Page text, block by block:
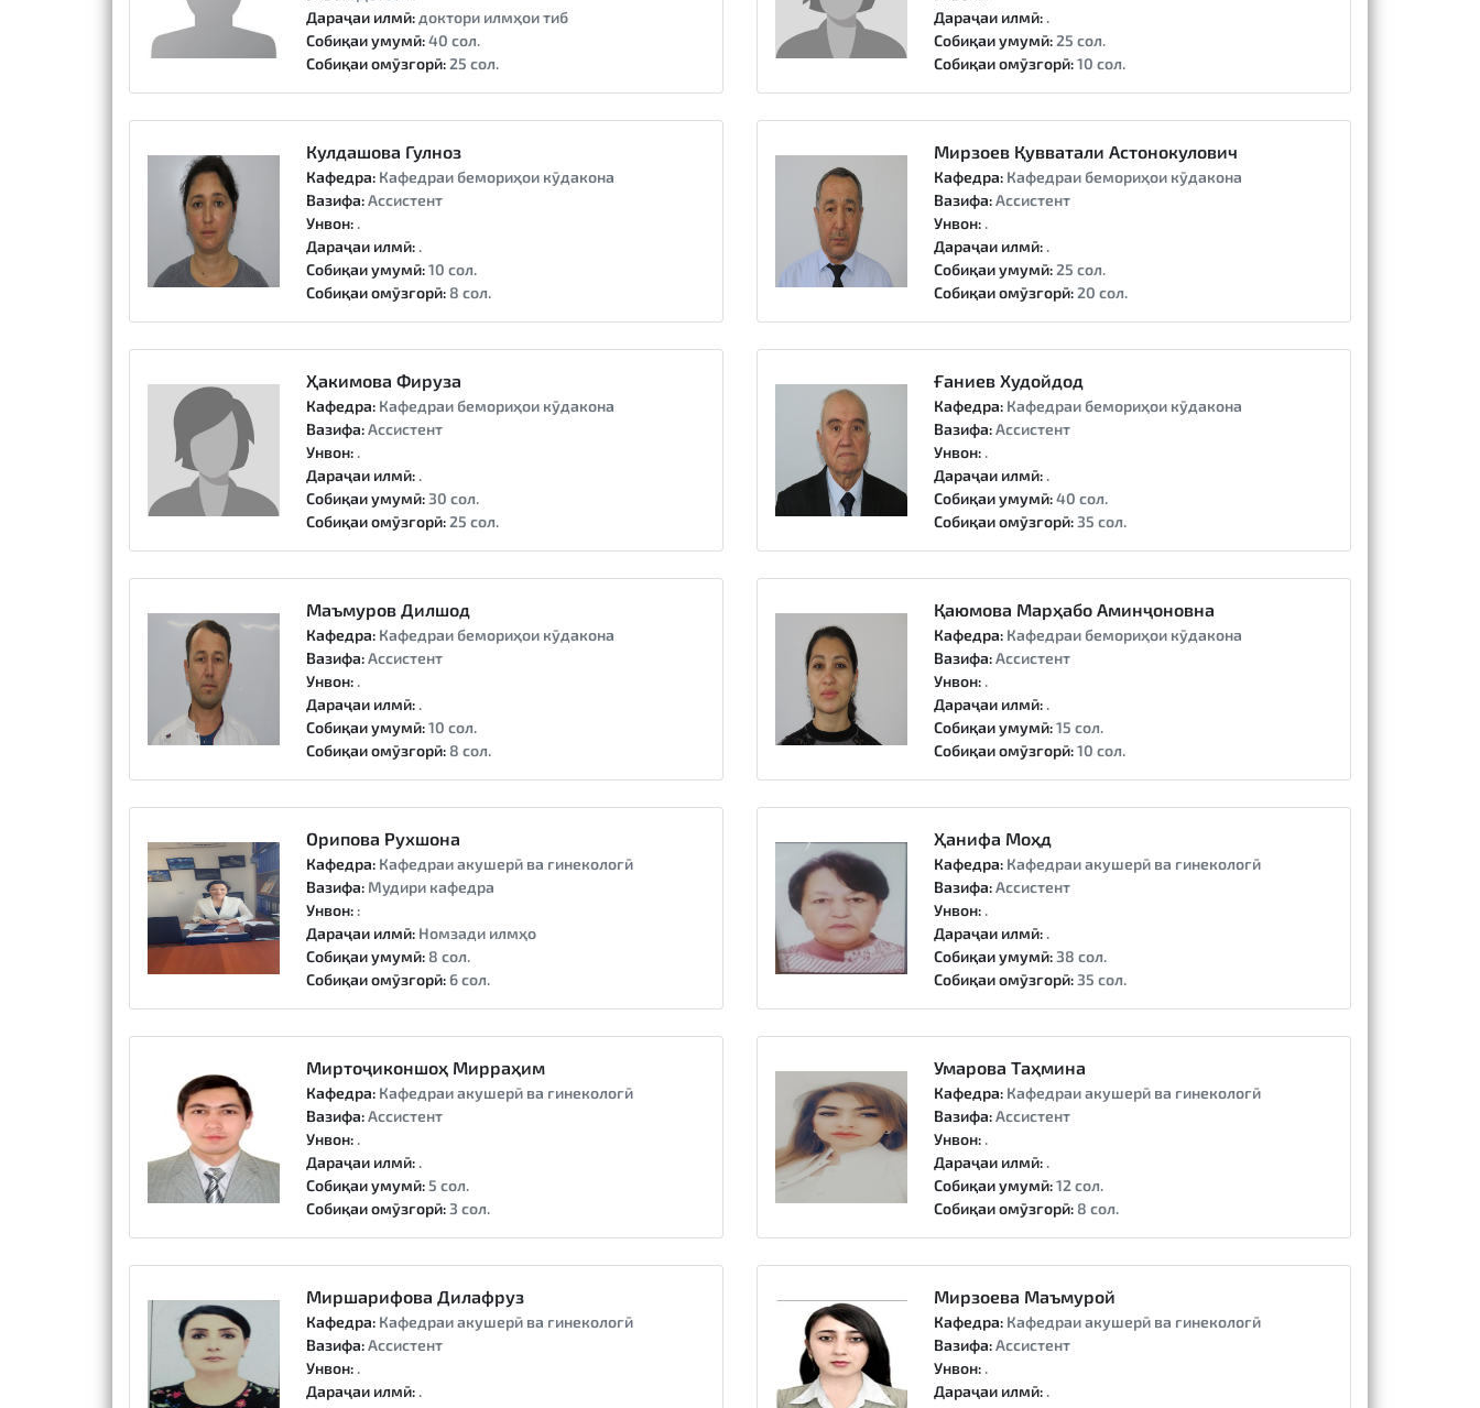
Дараҷаи илмӣ: доктори илмҳои тиб
Собиқаи умумӣ:40 сол.
Собиқаи омӯзгорӣ:25 сол.
Дараҷаи илмӣ: .
Собиқаи умумӣ:25 сол.
Собиқаи омӯзгорӣ:10 сол.
Кулдашова Гулноз
Кафедра: Кафедраи бемориҳои кӯдакона
Вазифа:Ассистент
Унвон: .
Дараҷаи илмӣ: .
Собиқаи умумӣ:10 сол.
Собиқаи омӯзгорӣ: 8 сол.
Мирзоев Қувватали Астонокулович
Кафедра: Кафедраи бемориҳои кӯдакона
Вазифа:Ассистент
Унвон: .
Дараҷаи илмӣ: .
Собиқаи умумӣ:25 сол.
Собиқаи омӯзгорӣ:20 сол.
Ҳакимова Фируза
Кафедра: Кафедраи бемориҳои кӯдакона
Вазифа:Ассистент
Унвон: .
Дараҷаи илмӣ: .
Собиқаи умумӣ: 30 сол.
Собиқаи омӯзгорӣ:25 сол.
Ғаниев Худойдод
Кафедра: Кафедраи бемориҳои кӯдакона
Вазифа:Ассистент
Унвон: .
Дараҷаи илмӣ: .
Собиқаи умумӣ:40 сол.
Собиқаи омӯзгорӣ: 35 сол.
Маъмуров Дилшод
Кафедра: Кафедраи бемориҳои кӯдакона
Вазифа:Ассистент
Унвон: .
Дараҷаи илмӣ: .
Собиқаи умумӣ:10 сол.
Собиқаи омӯзгорӣ: 8 сол.
Қаюмова Марҳабо Аминҷоновна
Кафедра: Кафедраи бемориҳои кӯдакона
Вазифа:Ассистент
Унвон: .
Дараҷаи илмӣ: .
Собиқаи умумӣ:15 сол.
Собиқаи омӯзгорӣ:10 сол.
Орипова Рухшона
Кафедра: Кафедраи акушерӣ ва гинекологӣ
Вазифа: Мудири кафедра
Унвон: :
Дараҷаи илмӣ: Номзади илмҳо
Собиқаи умумӣ: 8 сол.
Собиқаи омӯзгорӣ:6 сол.
Ҳанифа Моҳд
Кафедра: Кафедраи акушерӣ ва гинекологӣ
Вазифа:Ассистент
Унвон: .
Дараҷаи илмӣ: .
Собиқаи умумӣ: 38 сол.
Собиқаи омӯзгорӣ: 35 сол.
Миртоҷиконшоҳ Мирраҳим
Кафедра: Кафедраи акушерӣ ва гинекологӣ
Вазифа:Ассистент
Унвон: .
Дараҷаи илмӣ: .
Собиқаи умумӣ: 5 сол.
Собиқаи омӯзгорӣ: 3 сол.
Умарова Таҳмина
Кафедра: Кафедраи акушерӣ ва гинекологӣ
Вазифа:Ассистент
Унвон: .
Дараҷаи илмӣ: .
Собиқаи умумӣ:12 сол.
Собиқаи омӯзгорӣ: 8 сол.
Миршарифова Дилафруз
Кафедра: Кафедраи акушерӣ ва гинекологӣ
Вазифа:Ассистент
Унвон: .
Дараҷаи илмӣ: .
Мирзоева Маъмурой
Кафедра: Кафедраи акушерӣ ва гинекологӣ
Вазифа:Ассистент
Унвон: .
Дараҷаи илмӣ: .